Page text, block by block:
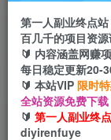
首页 创业课程
游戏全自动化
第一人副业终点
百几千的项目资
🔰 内容涵盖网赚
每日稳定更新20-
🔰 本站VIP 限时特
全站资源免费下载
🔰 第一人副业终
diyirenfuye